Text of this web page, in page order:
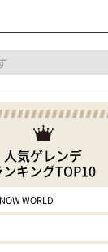
人気ゲレンデ
ンキングTOP10
WORLD